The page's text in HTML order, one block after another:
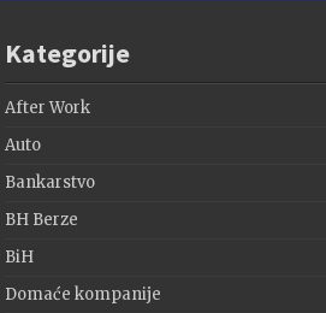
Kategorije
After Work
Auto
Bankarstvo
BH Berze
BiH
Domaće kompanije